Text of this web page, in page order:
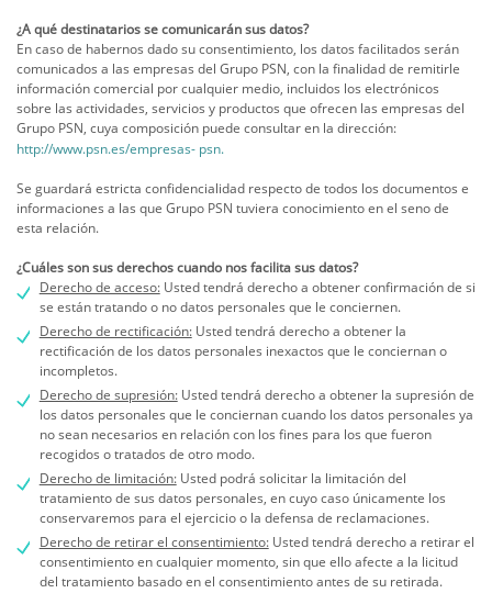
¿A qué destinatarios se comunicarán sus datos?
En caso de habernos dado su consentimiento, los datos facilitados serán
comunicados a las empresas del Grupo PSN, con la finalidad de remitirle
información comercial por cualquier medio, incluidos los electrónicos
sobre las actividades, servicios y productos que ofrecen las empresas del
Grupo PSN, cuya composición puede consultar en la dirección:
http://www.psn.es/empresas- psn.
Se guardará estricta confidencialidad respecto de todos los documentos e
informaciones a las que Grupo PSN tuviera conocimiento en el seno de
esta relación.
¿Cuáles son sus derechos cuando nos facilita sus datos?
Derecho de acceso:Usted tendrá derecho a obtener confirmación de si
se están tratando o no datos personales que le conciernen.
Derecho de rectificación:Usted tendrá derecho a obtener la
rectificación de los datos personales inexactos que le conciernan o
incompletos.
Derecho de supresión:Usted tendrá derecho a obtener la supresión de
los datos personales que le conciernan cuando los datos personales ya
no sean necesarios en relación con los fines para los que fueron
recogidos o tratados de otro modo.
Derecho de limitación:Usted podrá solicitar la limitación del
tratamiento de sus datos personales, en cuyo caso únicamente los
conservaremos para el ejercicio o la defensa de reclamaciones.
Derecho de retirar el consentimiento:Usted tendrá derecho a retirar el
consentimiento en cualquier momento, sin que ello afecte a la licitud
del tratamiento basado en el consentimiento antes de su retirada.